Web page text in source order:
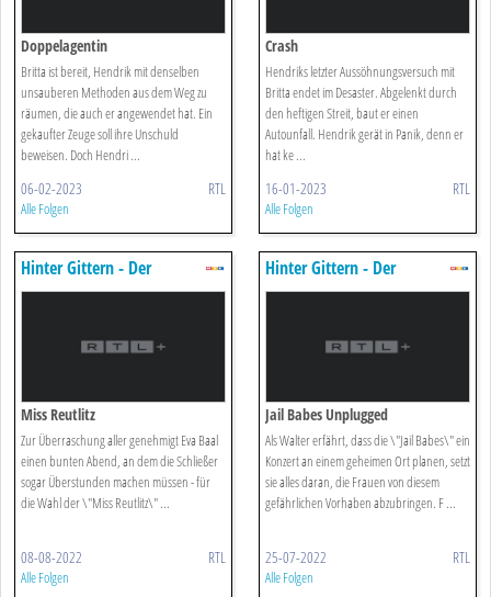
Doppelagentin
Britta ist bereit, Hendrik mit denselben
unsauberen Methoden aus dem Weg zu
räumen, die auch er angewendet hat. Ein
gekaufter Zeuge soll ihre Unschuld
beweisen. Doch Hendri ...
06-02-2023 RTL
Alle Folgen
Crash
Hendriks letzter Aussöhnungsversuch mit
Britta endet im Desaster. Abgelenkt durch
den heftigen Streit, baut er einen
Autounfall. Hendrik gerät in Panik, denn er
hat ke ...
16-01-2023 RTL
Alle Folgen
Hinter Gittern - Der
Frauenknast
Miss Reutlitz
Zur Überraschung aller genehmigt Eva Baal
einen bunten Abend, an dem die Schließer
sogar Überstunden machen müssen - für
die Wahl der \"Miss Reutlitz\" ...
08-08-2022 RTL
Alle Folgen
Hinter Gittern - Der
Frauenknast
Jail Babes Unplugged
Als Walter erfährt, dass die \"Jail Babes\" ein
Konzert an einem geheimen Ort planen, setzt
sie alles daran, die Frauen von diesem
gefährlichen Vorhaben abzubringen. F ...
25-07-2022 RTL
Alle Folgen